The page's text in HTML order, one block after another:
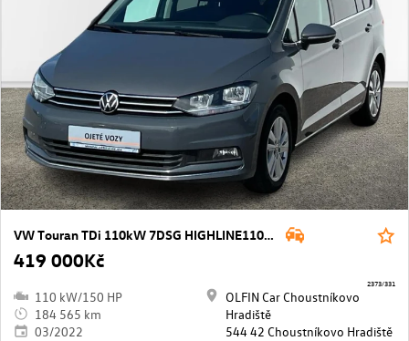
VW Touran TDi 110kW 7DSG HIGHLINE110 kW REZERVACE
419 000Kč
110 kW/150 HP
184 565 km
03/2022
OLFIN Car Choustníkovo
Hradiště
544 42 Choustníkovo Hradiště
2373/331